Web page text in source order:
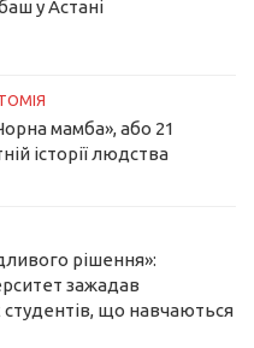
у Астані
мамба», або 21
історії людства
рішення»:
зажадав
студентів, що навчаються